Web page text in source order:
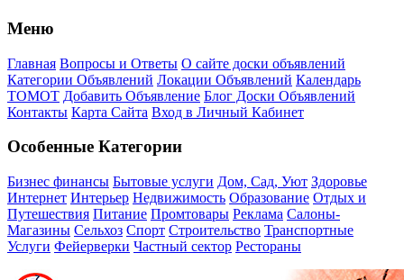
Меню
Главная Вопросы и Ответы О сайте доски объявлений
Категории Объявлений Локации Объявлений Календарь
ТОМОТ Добавить Объявление Блог Доски Объявлений
Контакты Карта Сайта Вход в Личный Кабинет
Особенные Категории
Бизнес финансы Бытовые услуги Дом, Сад, Уют Здоровье
Интернет Интерьер Недвижимость Образование Отдых и
Путешествия Питание Промтовары Реклама Салоны-
Магазины Сельхоз Спорт Строительство Транспортные
Услуги Фейерверки Частный сектор Рестораны